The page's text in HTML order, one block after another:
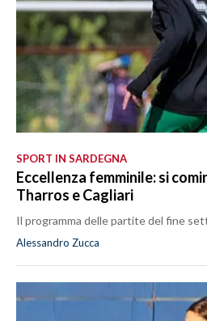
SPORT IN SARDEGNA
Eccellenza femminile: si
Tharros e Cagliari
Il programma delle partite del fine
Alessandro Zucca